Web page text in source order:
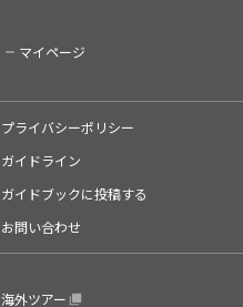
マイページ
プライバシーポリシー
ガイドライン
ガイドブックに投稿する
お問い合わせ
海外ツアー